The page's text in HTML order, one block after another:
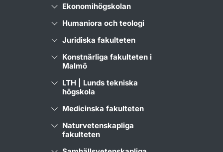
Ekonomihögskolan
Humaniora och teologi
Juridiska fakulteten
Konstnärliga fakulteten i
Malmö
LTH | Lunds tekniska
högskola
Medicinska fakulteten
Naturvetenskapliga
fakulteten